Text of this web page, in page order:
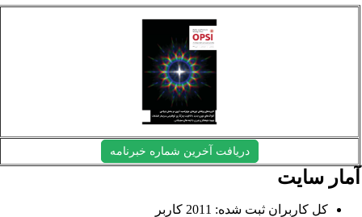
دریافت آخرین شماره خبرنامه
سایت
کل کاربران ثبت شده: 2011 کاربر